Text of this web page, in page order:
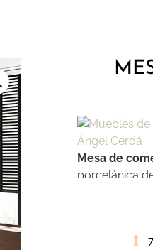
Mesa de
porcelánica
en acero